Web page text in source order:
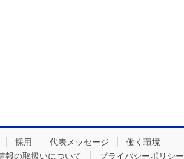
採用 代表メッセージ
働く環境
報の取扱いについて プライバシーポリシー